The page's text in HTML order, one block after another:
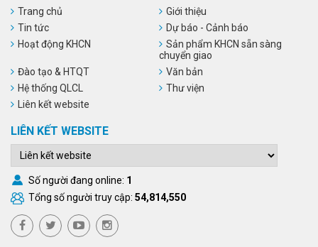
Trang chủ
Giới thiệu
Tin tức
Dự báo - Cảnh báo
Hoạt động KHCN
Sản phẩm KHCN sẵn sàng
chuyển giao
Đào tạo & HTQT
Văn bản
Hệ thống QLCL
Thư viện
Liên kết website
LIÊN KẾT WEBSITE
Số người đang online: 1
Tổng số người truy cập: 54,814,550